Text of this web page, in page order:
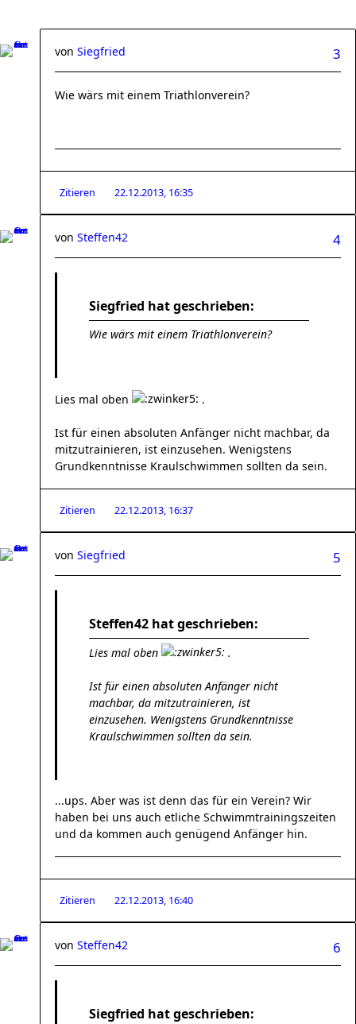
3
von Siegfried
Wie wärs mit einem Triathlonverein?
Zitieren 22.12.2013, 16:35
4
von Steffen42
Siegfried hat geschrieben:
Wie wärs mit einem Triathlonverein?
Lies mal oben .
Ist für einen absoluten Anfänger nicht machbar, da
mitzutrainieren, ist einzusehen. Wenigstens
Grundkenntnisse Kraulschwimmen sollten da sein.
Zitieren 22.12.2013, 16:37
5
von Siegfried
Steffen42 hat geschrieben:
Lies mal oben .
Ist für einen absoluten Anfänger nicht
machbar, da mitzutrainieren, ist
einzusehen. Wenigstens Grundkenntnisse
Kraulschwimmen sollten da sein.
...ups. Aber was ist denn das für ein Verein? Wir
haben bei uns auch etliche Schwimmtrainingszeiten
und da kommen auch genügend Anfänger hin.
Zitieren 22.12.2013, 16:40
6
von Steffen42
Siegfried hat geschrieben: